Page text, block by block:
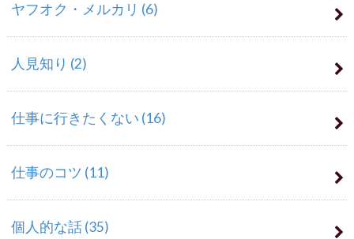
ヤフオク・メルカリ (6)
人見知り (2)
仕事に行きたくない (16)
仕事のコツ (11)
個人的な話(35)